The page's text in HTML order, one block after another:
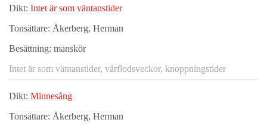
Dikt: Intet är som väntanstider
Tonsättare: Åkerberg, Herman
Besättning: manskör
Intet är som väntanstider, vårflodsveckor, knoppningstider
Dikt: Minnesång
Tonsättare: Åkerberg, Herman